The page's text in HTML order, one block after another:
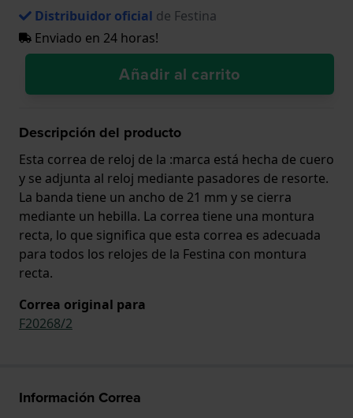
Distribuidor oficial de Festina
Enviado en 24 horas!
Añadir al carrito
Descripción del producto
Esta correa de reloj de la :marca está hecha de cuero
y se adjunta al reloj mediante pasadores de resorte.
La banda tiene un ancho de 21 mm y se cierra
mediante un hebilla. La correa tiene una montura
recta, lo que significa que esta correa es adecuada
para todos los relojes de la Festina con montura
recta.
Correa original para
F20268/2
Información Correa